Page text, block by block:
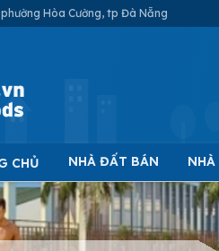
Hòa Cường, tp Đà Nẵng
CHỦ NHÀ ĐẤT BÁN